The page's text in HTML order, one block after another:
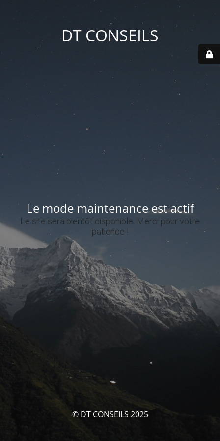
DT CONSEILS
Le mode maintenance est actif
Le site sera bientôt disponible. Merci pour votre
patience !
© DT CONSEILS 2025